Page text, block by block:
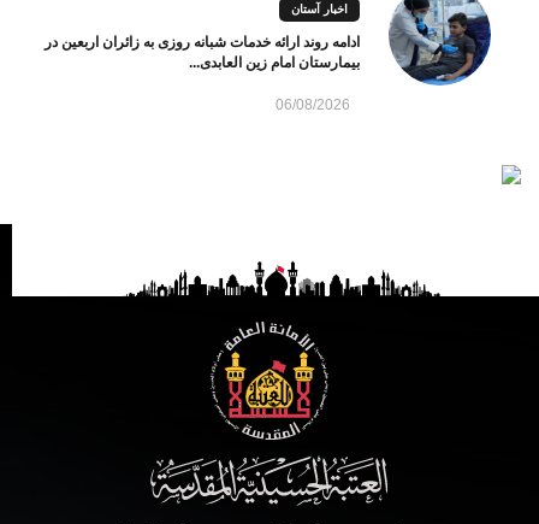
اخبار آستان
ادامه روند ارائه خدمات شبانه روزی به زائران اربعین در
بیمارستان امام زین العابدی...
06/08/2026